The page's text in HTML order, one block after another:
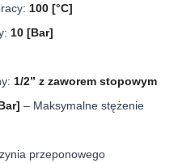
100 [°C]
10 [Bar]
1/2” z zaworem stopowym
– Maksymalne stężenie
przeponowego